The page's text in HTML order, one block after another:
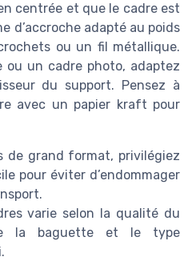
centrée et que le cadre est
d’accroche adapté au poids
ou un fil métallique.
ou un cadre photo, adaptez
du support. Pensez à
avec un papier kraft pour
de grand format, privilégiez
pour éviter d’endommager
varie selon la qualité du
la baguette et le type